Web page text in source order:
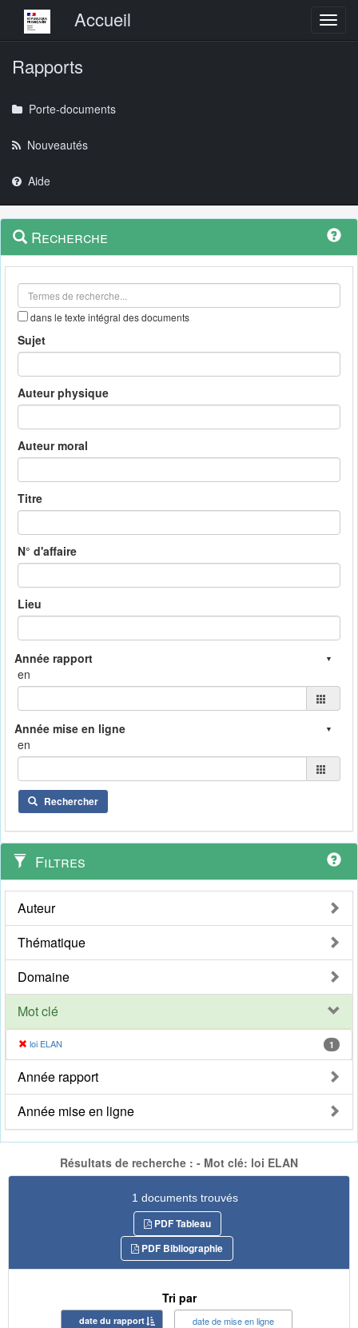
Menu principalAccueil
Rapports
Porte-documents
Nouveautés
Aide
Navigation
outils
Menu
contextuel
Recherche
dans le texte intégral des documents
Sujet
Auteur physique
Auteur moral
Titre
N° d'affaire
Lieu
en
en
Rechercher
Filtres
Auteur
Thématique
Domaine
Mot clé
loi ELAN 1
Année rapport
Année mise en ligne
Résultats de recherche : - Mot clé: loi ELAN
1 documents trouvés
PDF Tableau
PDF Bibliographie
Tri par
date du rapport date de mise en ligne